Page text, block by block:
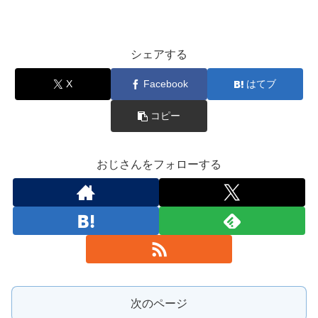
シェアする
X Facebook はてブ
コピー
おじさんをフォローする
次のページ